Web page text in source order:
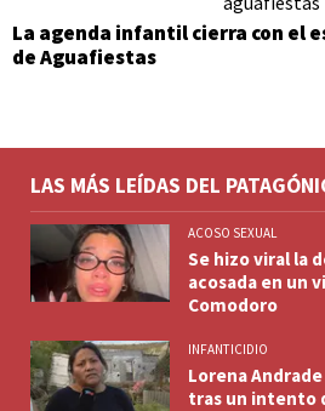
La agenda infantil cierra con el
de Aguafiestas
LAS MÁS LEÍDAS DEL
ACOSO SEXUAL
Se hizo viral la
acosada en un
Comodoro
INFANTICIDIO
Lorena
tras un intento